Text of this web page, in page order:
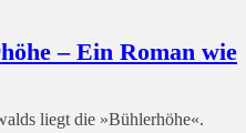
– Ein Roman wie
liegt die »Bühlerhöhe«.